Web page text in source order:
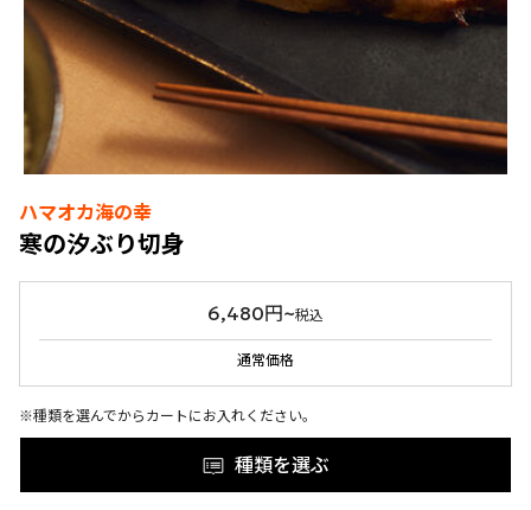
ハマオカ海の幸
寒の汐ぶり切身
6,480円~税込
通常価格
※種類を選んでからカートにお入れください。
種類を選ぶ